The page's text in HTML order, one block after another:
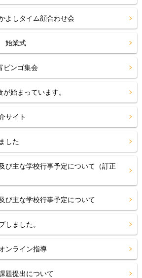
よしタイム顔合わせ会
始業式
ビンゴ集会
始まっています。
サイト
した
び主な学校行事予定について（訂正
び主な学校行事予定について
しました。
ンライン指導
題提出について